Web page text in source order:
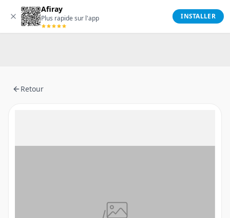
Afiray
Plus rapide sur l'app INSTALLER
Afiray
Retour